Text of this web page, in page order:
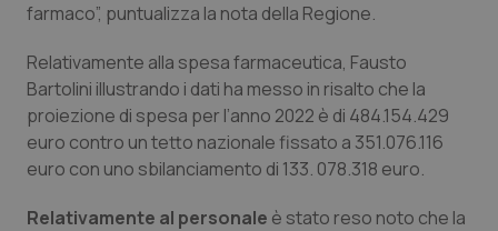
farmaco”, puntualizza la nota della Regione.
Relativamente alla spesa farmaceutica, Fausto
Bartolini illustrando i dati ha messo in risalto che la
proiezione di spesa per l’anno 2022 è di 484.154.429
euro contro un tetto nazionale fissato a 351.076.116
euro con uno sbilanciamento di 133. 078.318 euro.
Relativamente al personale è stato reso noto che la